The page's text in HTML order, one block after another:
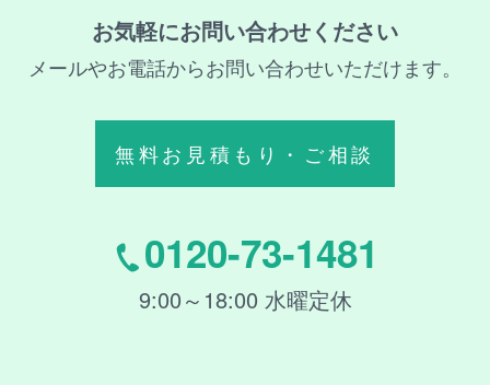
お気軽にお問い合わせください
メールやお電話からお問い合わせいただけます。
無料お見積もり・ご相談
0120-73-1481
9:00～18:00 水曜定休